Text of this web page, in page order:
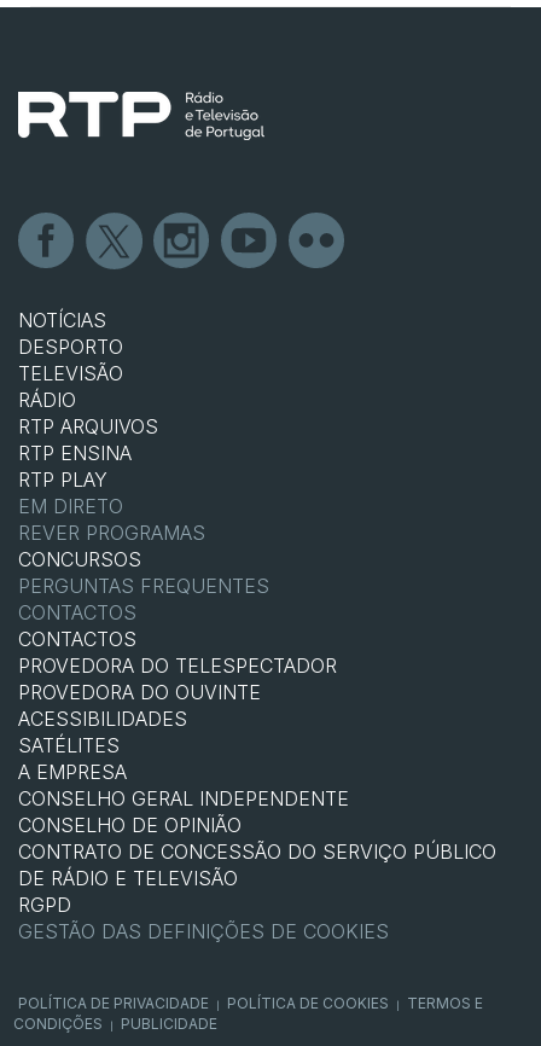
NOTÍCIAS
DESPORTO
TELEVISÃO
RÁDIO
RTP ARQUIVOS
RTP ENSINA
RTP PLAY
EM DIRETO
REVER PROGRAMAS
CONCURSOS
PERGUNTAS FREQUENTES
CONTACTOS
CONTACTOS
PROVEDORA DO TELESPECTADOR
PROVEDORA DO OUVINTE
ACESSIBILIDADES
SATÉLITES
A EMPRESA
CONSELHO GERAL INDEPENDENTE
CONSELHO DE OPINIÃO
CONTRATO DE CONCESSÃO DO SERVIÇO PÚBLICO
DE RÁDIO E TELEVISÃO
RGPD
GESTÃO DAS DEFINIÇÕES DE COOKIES
POLÍTICA DE PRIVACIDADE POLÍTICA DE COOKIES
TERMOS E
CONDIÇÕES
PUBLICIDADE